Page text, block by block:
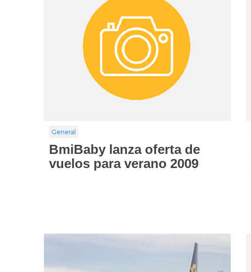
General
BmiBaby lanza oferta de
vuelos para verano 2009